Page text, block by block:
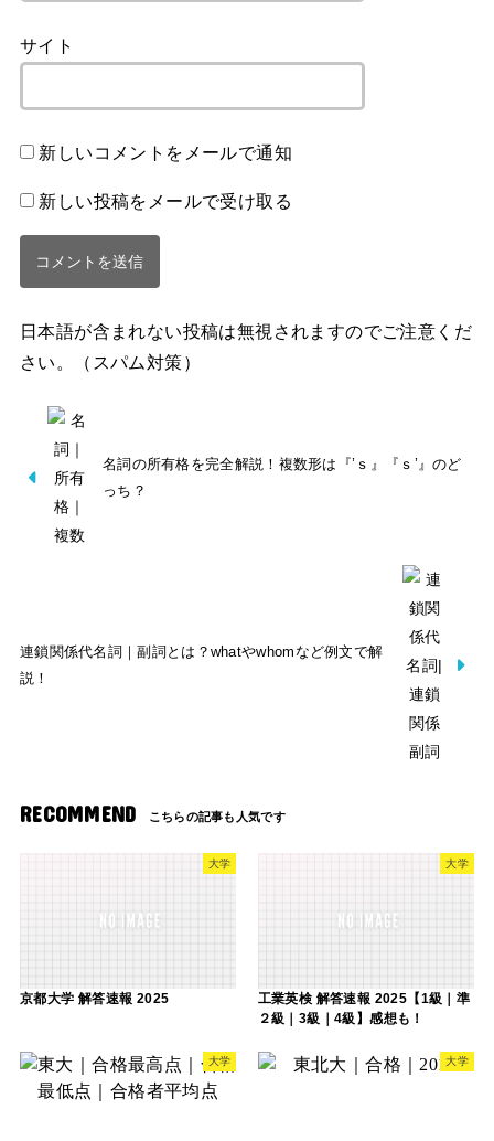
サイト
新しいコメントをメールで通知
新しい投稿をメールで受け取る
日本語が含まれない投稿は無視されますのでご注意くだ
さい。（スパム対策）
名詞の所有格を完全解説！複数形は『’ｓ』『ｓ’』のど
っち？
連鎖関係代名詞｜副詞とは？whatやwhomなど例文で解
説！
RECOMMEND
大学
京都大学 解答速報 2025
大学
工業英検 解答速報 2025【1級｜準
２級｜3級｜4級】感想も！
大学 大学